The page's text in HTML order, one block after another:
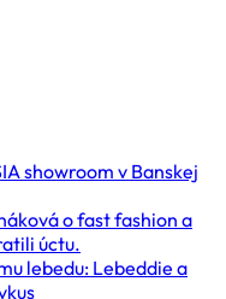
showroom v Banskej
o fast fashion a
úctu.
lebedu: Lebeddie a